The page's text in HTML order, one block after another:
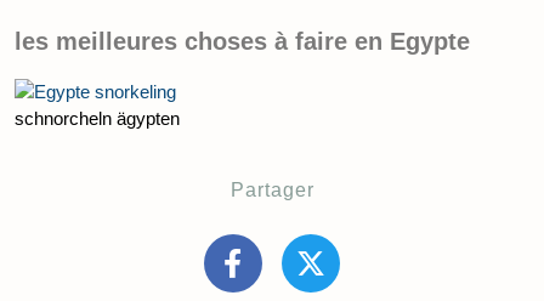
les meilleures choses à faire en Egypte
schnorcheln ägypten
Partager